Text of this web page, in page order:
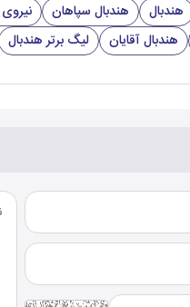
هندبال هندبال سپاهان
هندبال آقایان لیگ برتر هندبال